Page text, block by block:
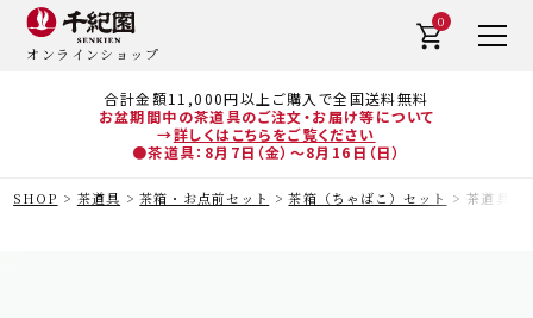
合計金額11,000円以上ご購入で全国送料無料
お盆期間中の茶道具のご注文・お届け等について
→詳しくはこちらをご覧ください
●茶道具：8月7日（金）～8月16日（日）
オンラインショップ
0
SHOP 茶道具 茶箱・お点前セット 茶箱（ちゃばこ）セット 茶道具